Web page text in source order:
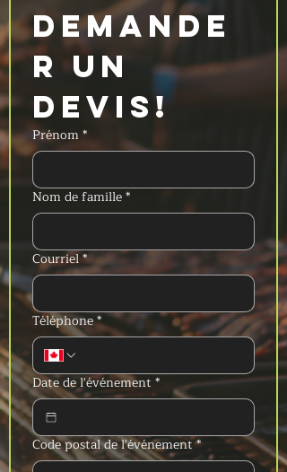
Demande
r un
devis!
Prénom*
Nom de famille*
Courriel*
Téléphone*
Date de l'événement *
Code postal de l'événement*